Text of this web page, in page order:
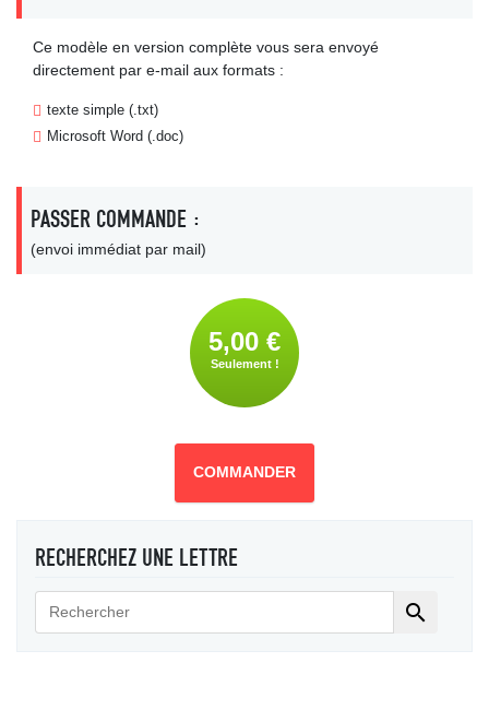
Ce modèle en version complète vous sera envoyé
directement par e-mail aux formats :
texte simple (.txt)
Microsoft Word (.doc)
PASSER COMMANDE :
(envoi immédiat par mail)
5,00 €
Seulement !
COMMANDER
RECHERCHEZ UNE LETTRE
